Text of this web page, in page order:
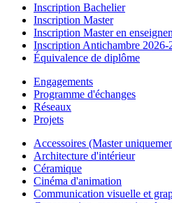
Inscription Bachelier
Inscription Master
Inscription Master en
Inscription Antichambre 2026-
Équivalence de diplôme
Engagements
Programme d'échanges
Réseaux
Projets
Accessoires (Master
Architecture d'intérieur
Céramique
Cinéma d'animation
Communication visuelle et